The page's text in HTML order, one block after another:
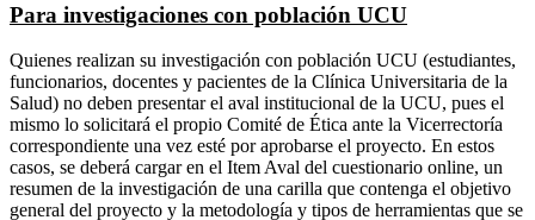
Para investigaciones con población UCU
Quienes realizan su investigación con población UCU (estudiantes,
funcionarios, docentes y pacientes de la Clínica Universitaria de la
Salud) no deben presentar el aval institucional de la UCU, pues el
mismo lo solicitará el propio Comité de Ética ante la Vicerrectoría
correspondiente una vez esté por aprobarse el proyecto. En estos
casos, se deberá cargar en el Item Aval del cuestionario online, un
resumen de la investigación de una carilla que contenga el objetivo
general del proyecto y la metodología y tipos de herramientas que se